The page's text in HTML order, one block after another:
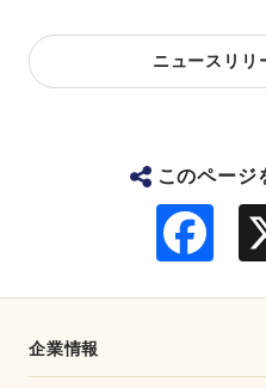
ニュースリリ
このページ
企業情報